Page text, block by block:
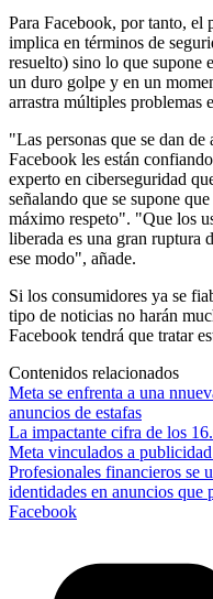
Para Facebook, por tanto, el
implica en términos de
resuelto) sino lo que supone
un duro golpe y en un
arrastra múltiples problemas
"Las personas que se dan
Facebook les están
experto en ciberseguridad
señalando que se supone
máximo respeto". "Que los
liberada es una gran ruptura
ese modo", añade.
Si los consumidores ya se
tipo de noticias no harán
Facebook tendrá que tratar
Contenidos relacionados
Meta se enfrenta a una
anuncios de estafas
La impactante cifra de los
Meta vinculados a
Profesionales financieros se
identidades en anuncios que
Facebook